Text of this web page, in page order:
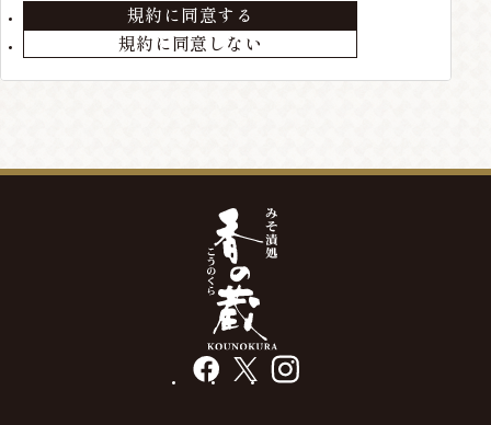
第3条 会員の退会
会員が退会を希望する場合には、当店までメールにて
当店の判断により、本サービスを変更・廃止をするこ
最終の発送から、3年以上経過している場合や、メー
ルアドレス等の不通が発生した場合には、会員情報を
削除する場合があります。
規約に同意しない
規約に同意する
facebook instagram